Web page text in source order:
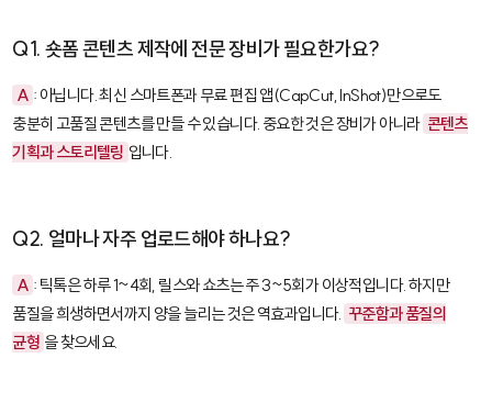
Q1. 숏폼 콘텐츠 제작에 전문 장비가 필요한가요?
A : 아닙니다. 최신 스마트폰과 무료 편집 앱(CapCut,InShot)만으로도
충분히 고품질 콘텐츠를 만들 수 있습니다. 중요한 것은 장비가 아니라 콘텐츠
기획과 스토리텔링 입니다.
Q2. 얼마나 자주 업로드해야 하나요?
A : 틱톡은 하루 1~4회, 릴스와 쇼츠는 주 3~5회가 이상적입니다. 하지만
품질을 희생하면서까지 양을 늘리는 것은 역효과입니다. 꾸준함과 품질의
균형 을 찾으세요.